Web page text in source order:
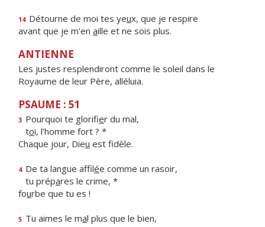
14 Détourne de moi tes yeux, que je respire
avant que je m'en aille et ne sois plus.
ANTIENNE
Les justes resplendiront comme le soleil dans le
Royaume de leur Père, alléluia.
PSAUME : 51
3 Pourquoi te glorifier du mal,
toi, l’homme fort ? *
Chaque jour, Dieu est fidèle.
4 De ta langue affilée comme un rasoir,
tu prépares le crime, *
fourbe que tu es !
5 Tu aimes le mal plus que le bien,